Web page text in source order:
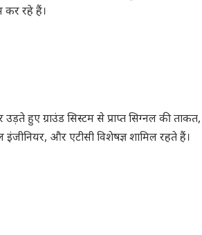
कर रहे हैं।
हुए ग्राउंड सिस्टम से प्राप्त सिग्नल की ताकत,
और एटीसी विशेषज्ञ शामिल रहते हैं।